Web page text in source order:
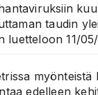
taudin
luetteloon 11/
myönteistä
edelleen